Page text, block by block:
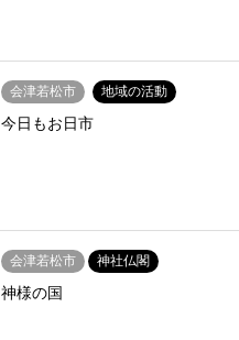
会津若松市 地域の活動
今日もお日市
会津若松市 神社仏閣
神様の国